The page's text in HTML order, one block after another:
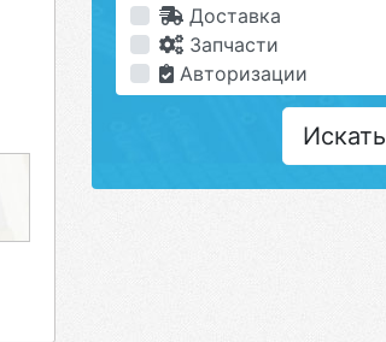
Доставка
Запчасти
Авторизации
Искать